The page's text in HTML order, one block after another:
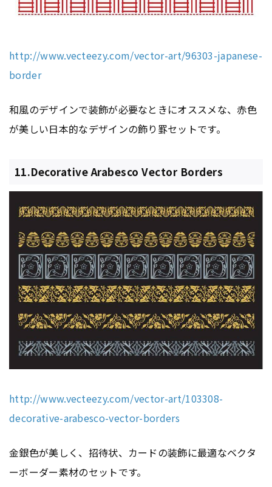
http://www.vecteezy.com/vector-art/96303-japanese-
border
和風のデザインで装飾が必要なときにオススメな、赤色
が美しい日本的なデザインの飾り罫セットです。
11.Decorative Arabesco Vector Borders
http://www.vecteezy.com/vector-art/103308-
decorative-arabesco-vector-borders
金銀色が美しく、招待状、カードの装飾に最適なベクタ
ーボーダー素材のセットです。